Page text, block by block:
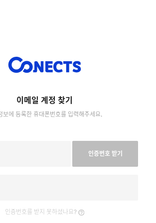
이메일 계정 찾기
보에 등록한 휴대폰번호를 입력해주세요.
인증번호 받기
인증번호를 받지 못하셨나요?